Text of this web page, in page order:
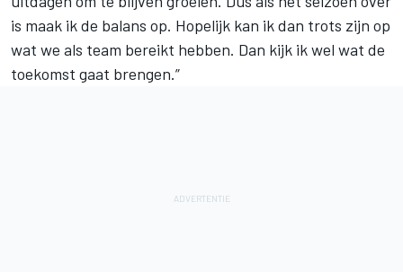
is maak ik de balans op. Hopelijk kan ik dan trots zijn op
wat we als team bereikt hebben. Dan kijk ik wel wat de
toekomst gaat brengen.”